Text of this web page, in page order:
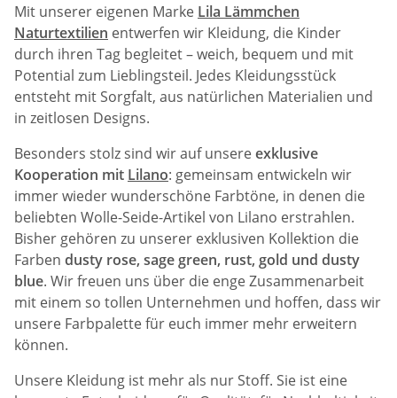
Mit unserer eigenen Marke Lila Lämmchen
Naturtextilien entwerfen wir Kleidung, die Kinder
durch ihren Tag begleitet – weich, bequem und mit
Potential zum Lieblingsteil. Jedes Kleidungsstück
entsteht mit Sorgfalt, aus natürlichen Materialien und
in zeitlosen Designs.
Besonders stolz sind wir auf unsereexklusive
Kooperation mit Lilano: gemeinsam entwickeln wir
immer wieder wunderschöne Farbtöne, in denen die
beliebten Wolle-Seide-Artikel von Lilano erstrahlen.
Bisher gehören zu unserer exklusiven Kollektion die
Farben dusty rose, sage green, rust, gold und dusty
blue. Wir freuen uns über die enge Zusammenarbeit
mit einem so tollen Unternehmen und hoffen, dass wir
unsere Farbpalette für euch immer mehr erweitern
können.
Unsere Kleidung ist mehr als nur Stoff. Sie ist eine